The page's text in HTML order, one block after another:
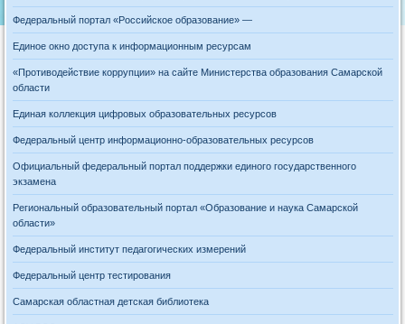
Федеральный портал «Российское образование» —
Единое окно доступа к информационным ресурсам
«Противодействие коррупции» на сайте Министерства образования Самарской
области
Единая коллекция цифровых образовательных ресурсов
Федеральный центр информационно-образовательных ресурсов
Официальный федеральный портал поддержки единого государственного
экзамена
Региональный образовательный портал «Образование и наука Самарской
области»
Федеральный институт педагогических измерений
Федеральный центр тестирования
Самарская областная детская библиотека